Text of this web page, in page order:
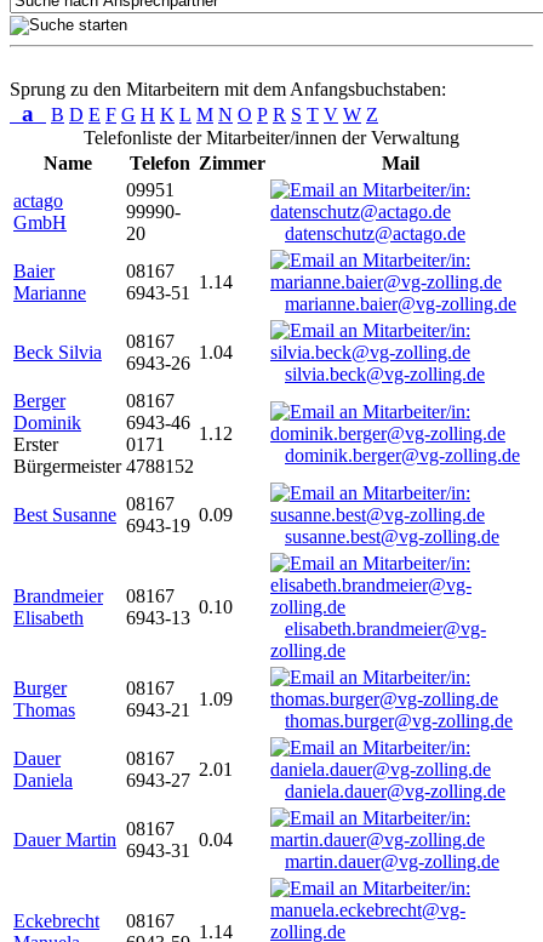
Sprung zu den Mitarbeitern mit dem Anfangsbuchstaben:
a B D E F G H K L M N O P R S T V W Z
Telefonliste der Mitarbeiter/innen der Verwaltung
Name
Telefon Zimmer
Mail
actago
GmbH
09951
99990-
20
datenschutz@actago.de
Baier
Marianne
08167
6943-51
1.14
marianne.baier@vg-zolling.de
Beck Silvia
08167
6943-26
1.04
silvia.beck@vg-zolling.de
Berger
Dominik
Erster
Bürgermeister
08167
6943-46
0171
4788152
1.12
dominik.berger@vg-zolling.de
Best Susanne
08167
6943-19
0.09
susanne.best@vg-zolling.de
Brandmeier
Elisabeth
08167
6943-13
0.10
elisabeth.brandmeier@vg-
zolling.de
Burger
Thomas
08167
6943-21
1.09
thomas.burger@vg-zolling.de
Dauer
Daniela
08167
6943-27
2.01
daniela.dauer@vg-zolling.de
Dauer Martin
08167
6943-31
0.04
martin.dauer@vg-zolling.de
Eckebrecht
08167
1.14